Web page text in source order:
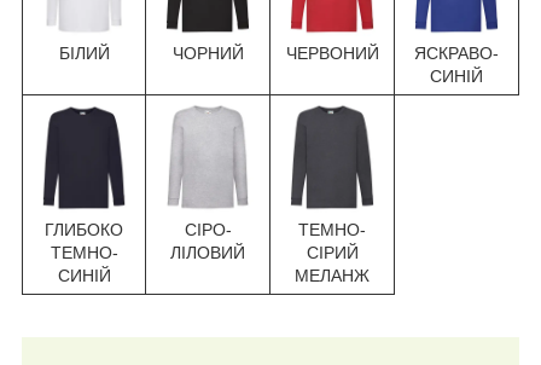
БІЛИЙ ЧОРНИЙ ЧЕРВОНИЙ
ЯСКРАВО-
СИНІЙ
ГЛИБОКО
ТЕМНО-
СИНІЙ
СІРО-
ЛІЛОВИЙ
ТЕМНО-
СІРИЙ
МЕЛАНЖ